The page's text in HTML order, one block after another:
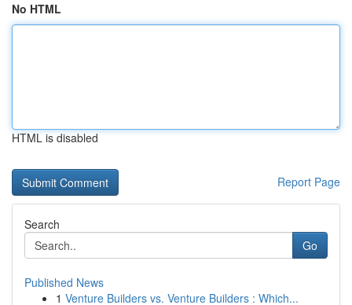
No HTML
HTML is disabled
Report Page
Search
Go
Published News
1 Venture Builders vs. Venture Builders : Which...